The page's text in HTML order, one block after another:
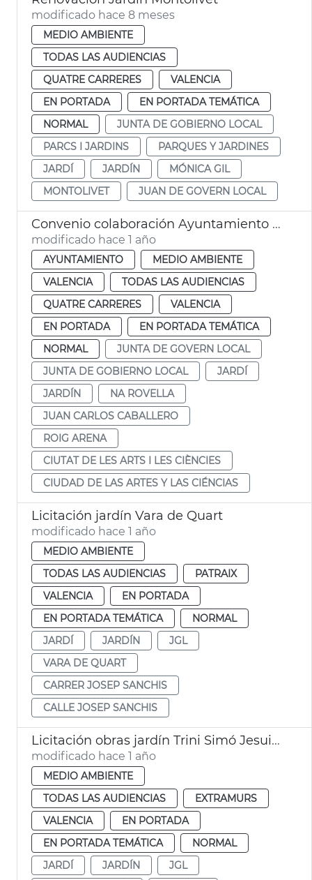
modificado hace 8 meses
MEDIO AMBIENTE
TODAS LAS AUDIENCIAS
QUATRE CARRERES
VALENCIA
EN PORTADA
EN PORTADA TEMÁTICA
NORMAL
JUNTA DE GOBIERNO LOCAL
PARCS I JARDINS
PARQUES Y JARDINES
JARDÍ
JARDÍN
MÓNICA GIL
MONTOLIVET
JUAN DE GOVERN LOCAL
Convenio colaboración Ayuntamiento - Roig Arena gestión jardín València
modificado hace 1 año
AYUNTAMIENTO
MEDIO AMBIENTE
VALENCIA
TODAS LAS AUDIENCIAS
QUATRE CARRERES
VALENCIA
EN PORTADA
EN PORTADA TEMÁTICA
NORMAL
JUNTA DE GOVERN LOCAL
JUNTA DE GOBIERNO LOCAL
JARDÍ
JARDÍN
NA ROVELLA
JUAN CARLOS CABALLERO
ROIG ARENA
CIUTAT DE LES ARTS I LES CIÈNCIES
CIUDAD DE LAS ARTES Y LAS CIÉNCIAS
Licitación jardín Vara de Quart
modificado hace 1 año
MEDIO AMBIENTE
TODAS LAS AUDIENCIAS
PATRAIX
VALENCIA
EN PORTADA
EN PORTADA TEMÁTICA
NORMAL
JARDÍ
JARDÍN
JGL
VARA DE QUART
CARRER JOSEP SANCHIS
CALLE JOSEP SANCHIS
Licitación obras jardín Trini Simó Jesuitas
modificado hace 1 año
MEDIO AMBIENTE
TODAS LAS AUDIENCIAS
EXTRAMURS
VALENCIA
EN PORTADA
EN PORTADA TEMÁTICA
NORMAL
JARDÍ
JARDÍN
JGL